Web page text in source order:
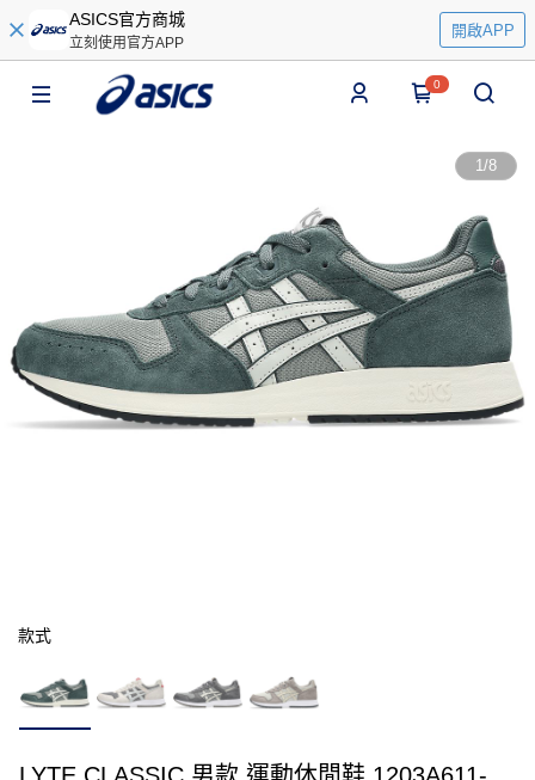
ASICS官方商城
立刻使用官方APP
開啟APP
0
1/8
款式